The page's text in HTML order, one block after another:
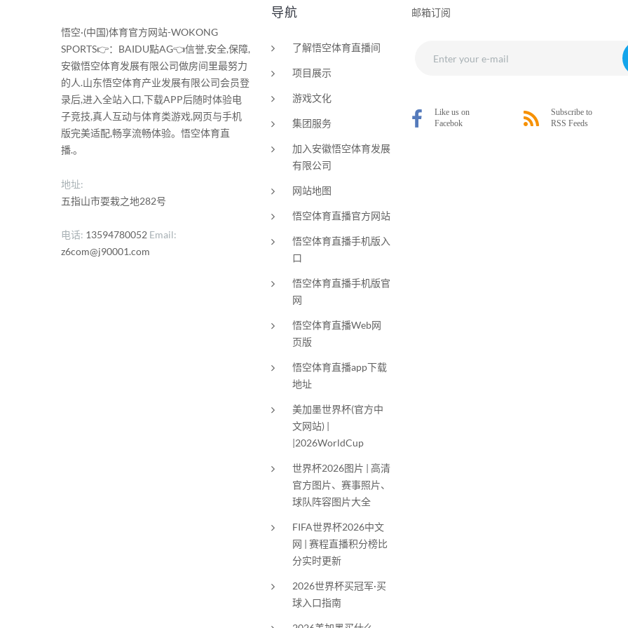
悟空·(中国)体育官方网站-WOKONG
SPORTS👉：BAIDU點AG👈信誉,安全,保障,
安徽悟空体育发展有限公司做房间里最努力
的人.山东悟空体育产业发展有限公司会员登
录后,进入全站入口,下载APP后随时体验电
子竞技,真人互动与体育类游戏,网页与手机
版完美适配,畅享流畅体验。悟空体育直
播.。
地址:
五指山市耍栽之地282号
电话 13594780052 Email
z6com@j90001.com
导航
了解悟空体育直播间
项目展示
游戏文化
集团服务
加入安徽悟空体育发展
有限公司
网站地图
悟空体育直播官方网站
悟空体育直播手机版入
口
悟空体育直播手机版官
网
悟空体育直播Web网
页版
悟空体育直播app下载
地址
美加墨世界杯(官方中
文网站) |
|2026WorldCup
世界杯2026图片 | 高清
官方图片、赛事照片、
球队阵容图片大全
FIFA世界杯2026中文
网 | 赛程直播积分榜比
分实时更新
2026世界杯买冠军·买
球入口指南
邮箱订阅